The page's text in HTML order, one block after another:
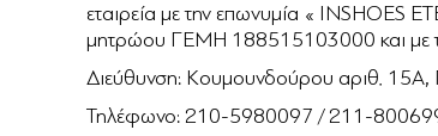
εταιρεία με την επωνυμία «
μητρώου ΓΕΜΗ 188515103000 και με τα
Διεύθυνση: Κουμουνδούρου αριθ. 15Α,
Τηλέφωνο: 210-5980097 / 211-